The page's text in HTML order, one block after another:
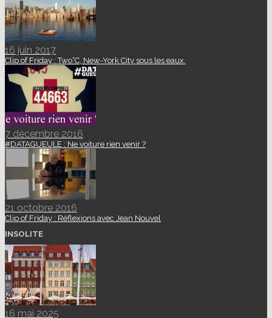
16 juin 2017
Clip of Friday : Two°C, New-York City sous les eaux.
7 décembre 2016
#DATAGUEULE : Ne voiture rien venir ?
21 octobre 2016
Clip of Friday : Réflexions avec Jean Nouvel
INSOLITE
16 mai 2025